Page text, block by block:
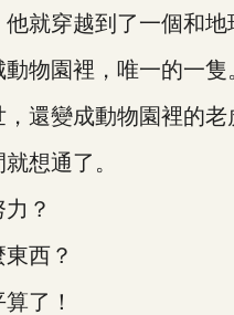
穿越到了一個和地
園裡，唯一的一隻
變成動物園裡的老
想通了。
？
西？
了！